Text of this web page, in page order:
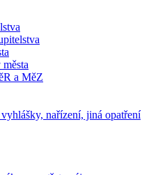
a MěZ
nařízení, jiná opatření